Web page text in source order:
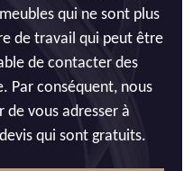
qui ne sont plus
de travail qui peut être
de contacter des
Par conséquent, nous
de vous adresser à
qui sont gratuits.